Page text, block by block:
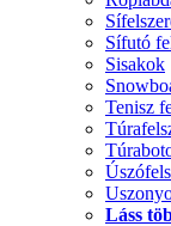
Sífutó
Sisakok
Tenisz
Láss